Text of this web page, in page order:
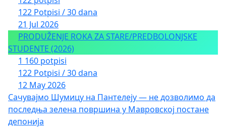
122 Potpisi / 30 dana
21 Jul 2026
PRODUŽENJE ROKA ZA STARE/PREDBOLONJSKE
STUDENTE (2026)
1 160 potpisi
122 Potpisi / 30 dana
12 May 2026
Сачувајмо Шумицу на Пантелеју — не дозволимо да
последња зелена површина у Мавровској постане
депонија